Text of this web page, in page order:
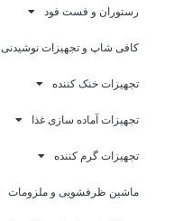
رستوران و فست فود
کافی شاپ و تجهیزات نوشیدنی
تجهیزات خنک کننده
تجهیزات آماده سازی غذا
تجهیزات گرم کننده
ماشین ظرفشویی و ملزومات